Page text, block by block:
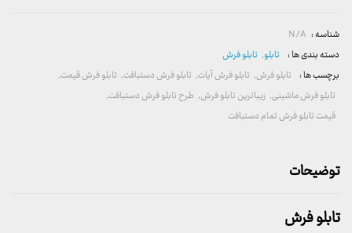
شناسه : N/A
دسته بندی ها : تابلو, تابلو فرش
برچسب ها : تابلو فرش, تابلو فرش آیات, تابلو فرش دستبافت, تابلو فرش قیمت,
تابلو فرش ماشینی, زیباترین تابلو فرش, طرح تابلو فرش دستبافت,
قیمت تابلو فرش تمام دستبافت
توضیحات
تابلو فرش